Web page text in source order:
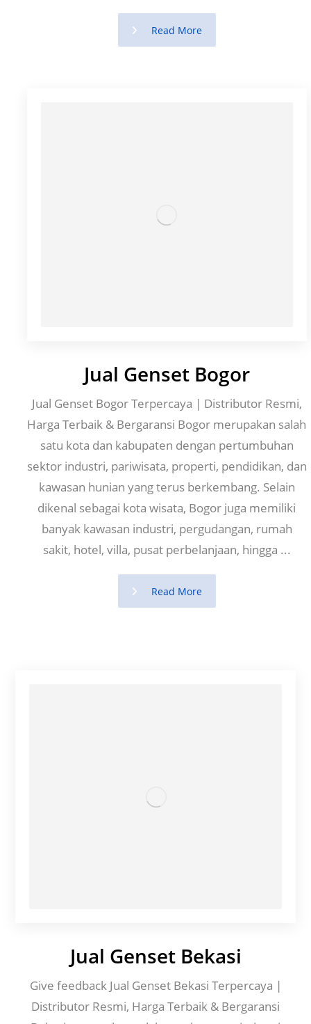
Read More
Jual Genset Bogor
Jual Genset Bogor Terpercaya | Distributor Resmi,
Harga Terbaik & Bergaransi Bogor merupakan salah
satu kota dan kabupaten dengan pertumbuhan
sektor industri, pariwisata, properti, pendidikan, dan
kawasan hunian yang terus berkembang. Selain
dikenal sebagai kota wisata, Bogor juga memiliki
banyak kawasan industri, pergudangan, rumah
sakit, hotel, villa, pusat perbelanjaan, hingga ...
Read More
Jual Genset Bekasi
Give feedback Jual Genset Bekasi Terpercaya |
Distributor Resmi, Harga Terbaik & Bergaransi